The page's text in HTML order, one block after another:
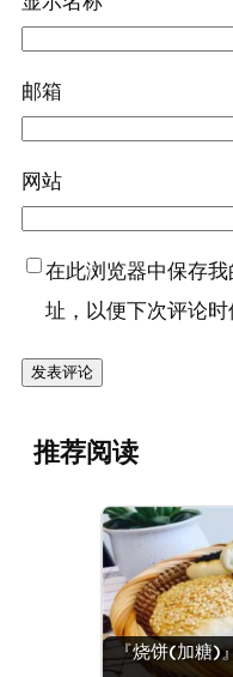
邮箱
网站
在此浏览器中保存
址，以便下次评论时
推荐阅读
『烧饼(加糖)